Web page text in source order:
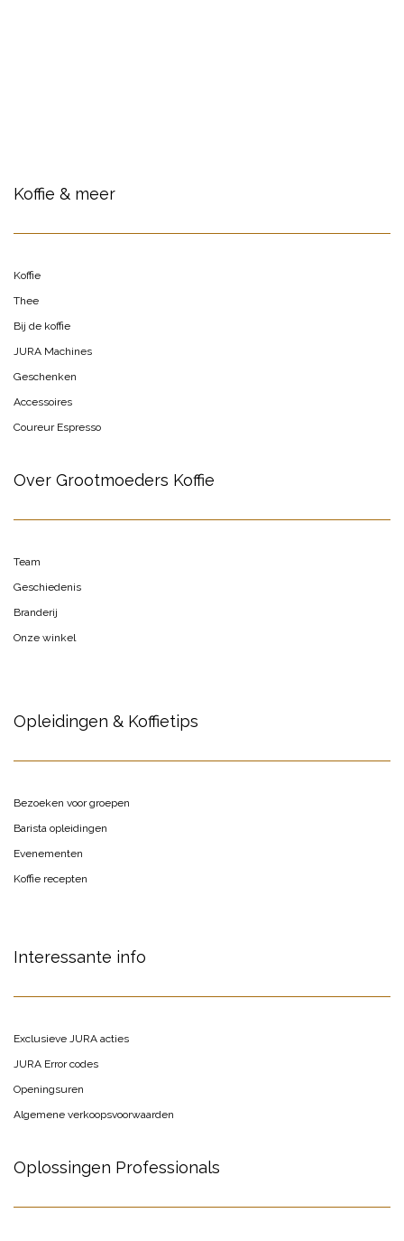
Koffie & meer
Koffie
Thee
Bij de koffie
JURA Machines
Geschenken
Accessoires
Coureur Espresso
Over Grootmoeders Koffie
Team
Geschiedenis
Branderij
Onze winkel
Opleidingen & Koffietips
Bezoeken voor groepen
Barista opleidingen
Evenementen
Koffie recepten
Interessante info
Exclusieve JURA acties
JURA Error codes
Openingsuren
Algemene verkoopsvoorwaarden
Oplossingen Professionals